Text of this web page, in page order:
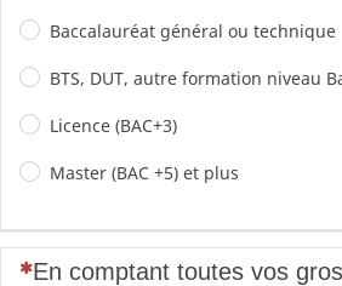
Baccalauréat général ou technique
BTS, DUT, autre formation niveau
Licence (BAC+3)
Master (BAC +5) et plus
(Cette question est obligatoire)
En comptant toutes vos